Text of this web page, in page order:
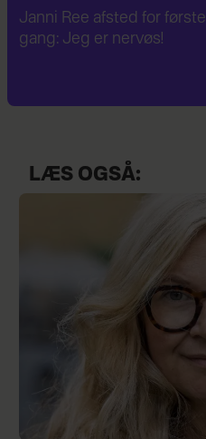
Janni Ree afsted for første
gang: Jeg er nervøs!
LÆS OGSÅ: